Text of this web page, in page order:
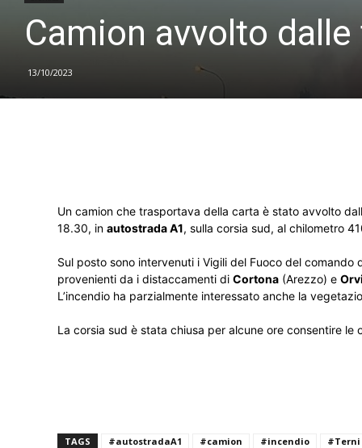
Camion avvolto
13/10/2023
Un camion che trasportava della carta è stato avvolto
18.30, in autostrada A1, sulla corsia sud, al chilometro
Sul posto sono intervenuti i Vigili del Fuoco del comando
provenienti da i distaccamenti di Cortona (Arezzo) e
L’incendio ha parzialmente interessato anche la
La corsia sud è stata chiusa per alcune ore consentire
TAGS #autostradaA1 #camion #incendio #Terni